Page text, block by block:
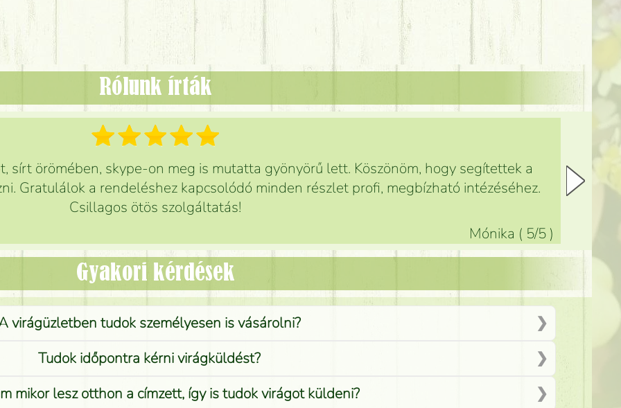
Rólunk írták
sírt örömében, skype-on meg is mutatta gyönyörű lett. Köszönöm, hogy segítettek a
Gratulálok a rendeléshez kapcsolódó minden részlet profi, megbízható intézéséhez.
Csillagos ötös szolgáltatás!
Mónika ( 5/5 )
Gyakori kérdések
virágüzletben tudok személyesen is vásárolni?
Tudok időpontra kérni virágküldést?
mikor lesz otthon a címzett, így is tudok virágot küldeni?